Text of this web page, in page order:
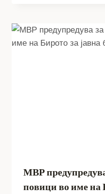
МВР
повици во име на